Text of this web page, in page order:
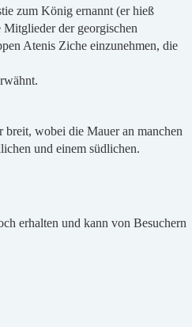
zum König ernannt (er hieß
der georgischen
Atenis Ziche einzunehmen, die
wobei die Mauer an manchen
und einem südlichen.
erhalten und kann von Besuchern